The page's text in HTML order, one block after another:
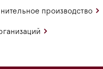
производство